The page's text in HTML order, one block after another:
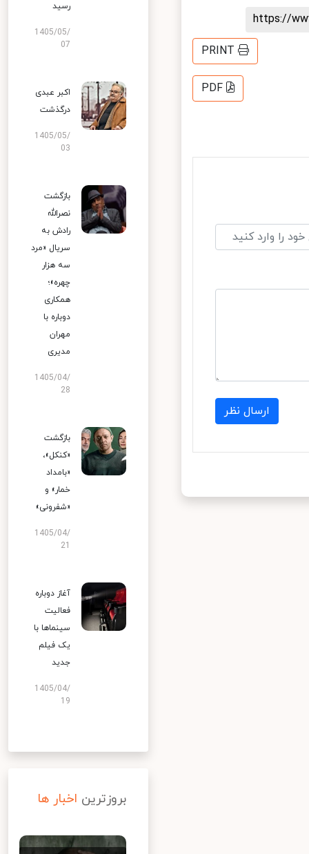
https://
PRINT
PDF
ارسال نظر
رسید
1405/05/
07
اکبر عبدی
درگذشت
1405/05/
03
بازگشت
نصرالله
رادش به
سریال «مرد
سه هزار
چهره»؛
همکاری
دوباره با
مهران
مدیری
1405/04/
28
بازگشت
«کنکل»،
«بامداد
خمار» و
«شفرونی»
1405/04/
آغاز دوباره
فعالیت
سینماها با
یک فیلم
جدید
1405/04/
19
بروزترین اخبار ها